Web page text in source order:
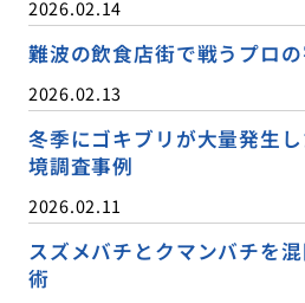
2026.02.14
難波の飲食店街で戦うプロ
2026.02.13
冬季にゴキブリが大量発生
境調査事例
2026.02.11
スズメバチとクマンバチを
術